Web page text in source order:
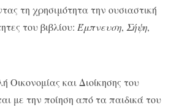
τη χρησιμότητα την ουσιαστική
του βιβλίου: Έμπνευση, Σήψη,
και Διοίκησης του
με την ποίηση από τα παιδικά του